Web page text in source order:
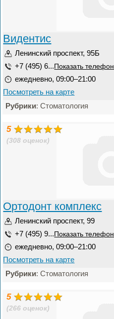
Видентис
Ленинский проспект, 95Б
+7 (495) 6... Показать телефон
ежедневно, 09:00–21:00
Посмотреть на карте
Рубрики: Стоматология
5
(308 оценок)
Ортодонт комплекс
Ленинский проспект, 99
+7 (495) 9... Показать телефон
ежедневно, 09:00–21:00
Посмотреть на карте
Рубрики: Стоматология
5
(266 оценок)